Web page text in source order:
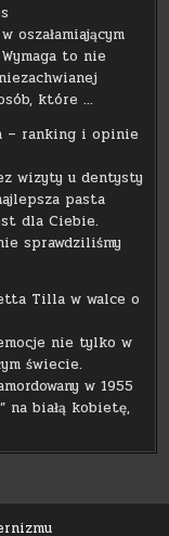
oszałamiającym
to nie
które …
– ranking i opinie
wizyty u dentysty
pasta
dla Ciebie.
sprawdziliśmy
Tilla w walce o
nie tylko w
świecie.
w 1955
na białą kobietę,